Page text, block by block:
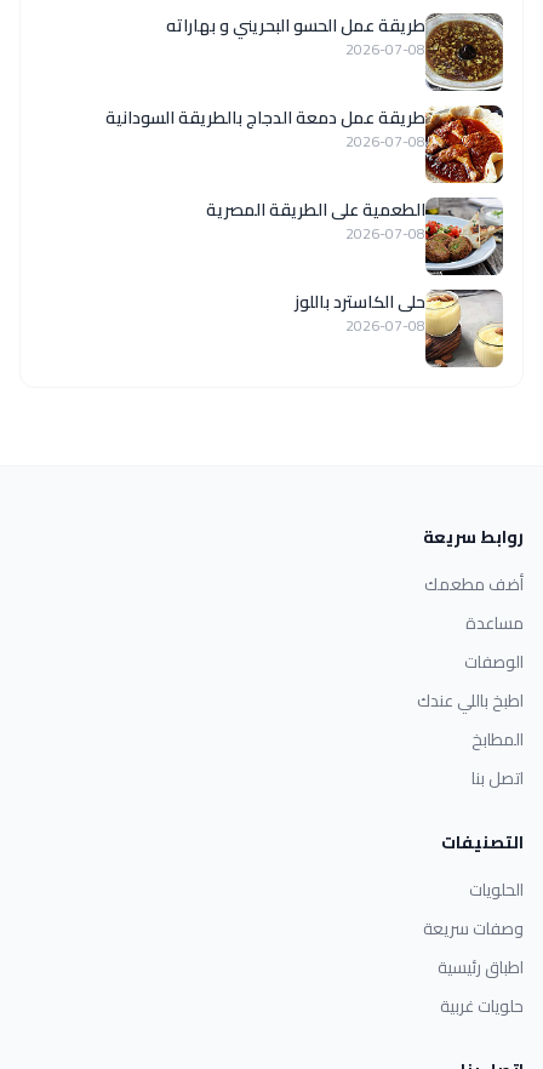
طريقة عمل الحسو البحريني و بهاراته
2026-07-08
طريقة عمل دمعة الدجاج بالطريقة السودانية
2026-07-08
الطعمية على الطريقة المصرية
2026-07-08
حلى الكاسترد باللوز
2026-07-08
روابط سريعة
أضف مطعمك
مساعدة
الوصفات
اطبخ باللي عندك
المطابخ
اتصل بنا
التصنيفات
الحلويات
وصفات سريعة
اطباق رئيسية
حلويات غربية